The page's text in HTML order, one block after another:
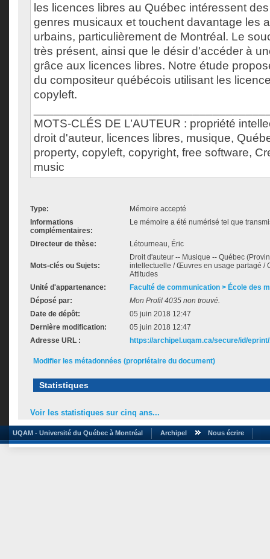
les licences libres au Québec intéressent
genres musicaux et touchent davantage les
urbains, particulièrement de Montréal. Le
très présent, ainsi que le désir d'accéder à
grâce aux licences libres. Notre étude
du compositeur québécois utilisant les
copyleft.
MOTS-CLÉS DE L’AUTEUR : propriété
droit d'auteur, licences libres, musique,
property, copyleft, copyright, free software,
music
Type:
Mémoire accepté
Informations
complémentaires:
Le mémoire a été numérisé tel que
Directeur de thèse: Létourneau, Éric
Mots-clés ou Sujets:
Droit d'auteur -- Musique -- Québec
intellectuelle / Œuvres en usage partagé /
Attitudes
Unité d'appartenance:
Faculté de communication > École des
Déposé par:
Mon Profil 4035 non trouvé.
Date de dépôt:
05 juin 2018 12:47
Dernière modification:
05 juin 2018 12:47
Adresse URL :
https://archipel.uqam.ca/secure/id/
Modifier les métadonnées (propriétaire du document)
Statistiques
Voir les statistiques sur cinq ans...
UQAM - Université du Québec à Montréal Archipel Nous écrire